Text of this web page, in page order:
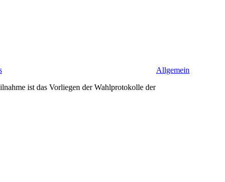
Allgemein
ist das Vorliegen der Wahlprotokolle der